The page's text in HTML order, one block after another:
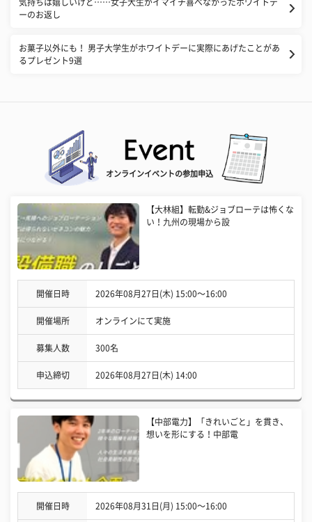
気持ちは嬉しいけど……女子大生がイマイチ喜べなかったホワイトデ
ーのお返し
お菓子以外にも！ 男子大学生がホワイトデーに実際にあげたことがあ
るプレゼント9選
オンラインイベントの参加申込
【大林組】転勤&ジョブローテは怖くな
い！九州の現場から設
開催日時 2026年08月27日(木) 15:00〜16:00
開催場所 オンラインにて実施
募集人数 300名
申込締切 2026年08月27日(木) 14:00
【中部電力】「きれいごと」を貫き、
想いを形にする！中部電
開催日時 2026年08月31日(月) 15:00〜16:00